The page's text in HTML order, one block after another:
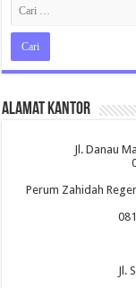
Alamat Kantor
Jl. Danau
Perum Zahidah
Jl.